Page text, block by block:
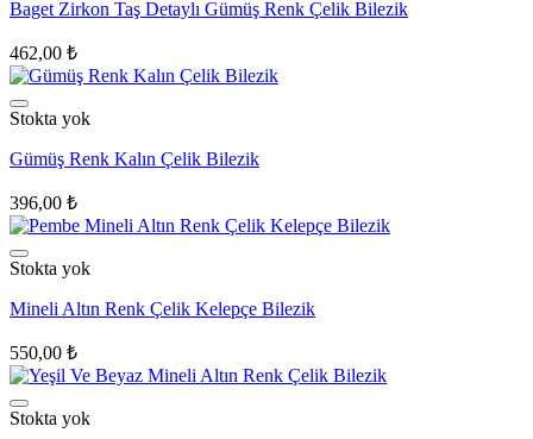
Baget Zirkon Taş Detaylı Gümüş Renk Çelik Bilezik
462,00 ₺
Stokta yok
Gümüş Renk Kalın Çelik Bilezik
396,00 ₺
Stokta yok
Mineli Altın Renk Çelik Kelepçe Bilezik
550,00 ₺
Stokta yok